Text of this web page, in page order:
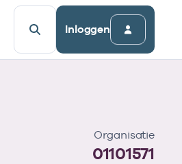
Inloggen
Organisatie
01101571